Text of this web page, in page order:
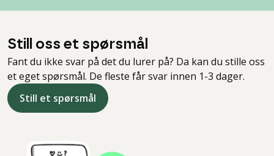
Still oss et spørsmål
Fant du ikke svar på det du lurer på? Da kan du stille oss
et eget spørsmål. De fleste får svar innen 1-3 dager.
Still et spørsmål